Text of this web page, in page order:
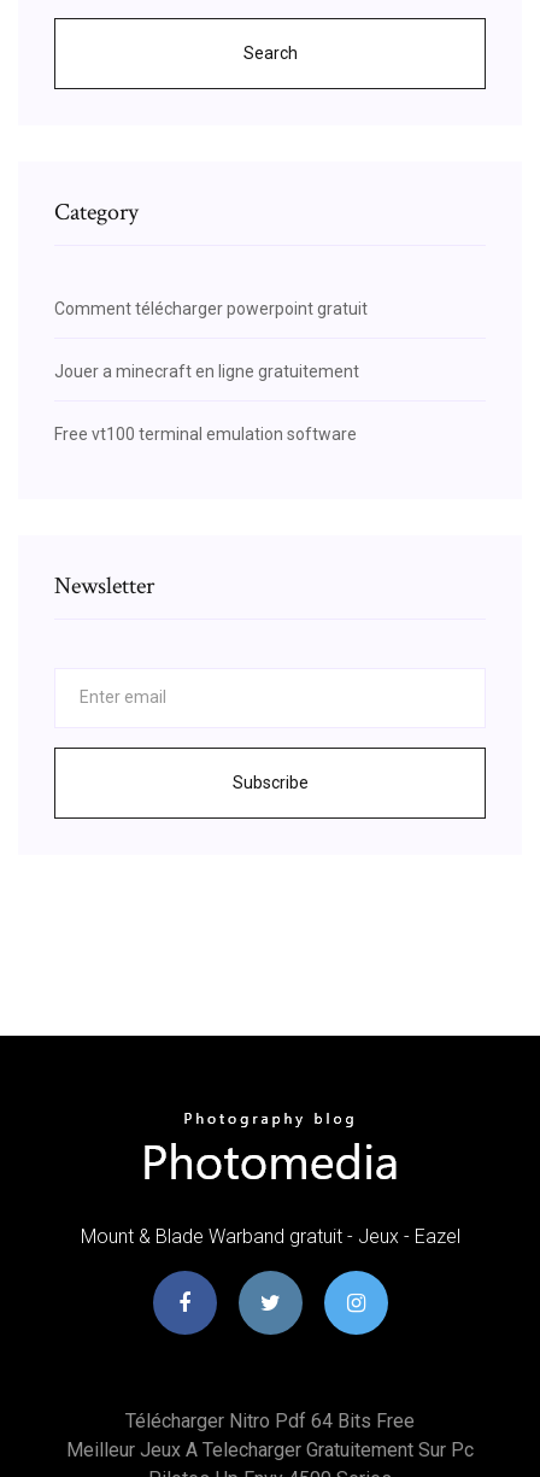
Search
Category
Comment télécharger powerpoint gratuit
Jouer a minecraft en ligne gratuitement
Free vt100 terminal emulation software
Newsletter
Subscribe
Mount & Blade Warband gratuit - Jeux - Eazel
Télécharger Nitro Pdf 64 Bits Free
Meilleur Jeux A Telecharger Gratuitement Sur Pc